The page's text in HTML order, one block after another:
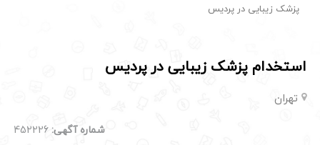
پزشک زیبایی در پردیس
استخدام پزشک زیبایی در پردیس
تهران
شماره آگهی: 452226